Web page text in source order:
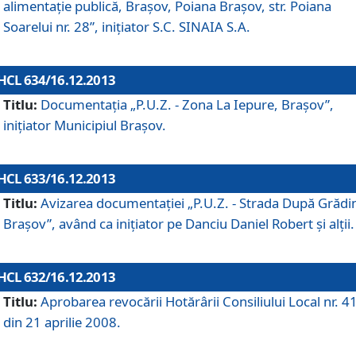
alimentaţie publică, Braşov, Poiana Braşov, str. Poiana
Soarelui nr. 28”, iniţiator S.C. SINAIA S.A.
634/16.12.2013
Titlu: Documentaţia „P.U.Z. - Zona La Iepure, Braşov”,
iniţiator Municipiul Braşov.
633/16.12.2013
Titlu: Avizarea documentaţiei „P.U.Z. - Strada După
Braşov”, având ca iniţiator pe Danciu Daniel Robert şi alţii.
632/16.12.2013
Titlu: Aprobarea revocării Hotărârii Consiliului Local nr.
din 21 aprilie 2008.